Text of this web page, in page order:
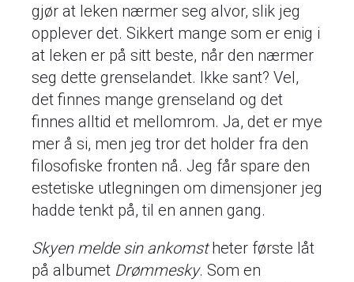
gjør at leken nærmer seg alvor, slik jeg
opplever det. Sikkert mange som er enig i
at leken er på sitt beste, når den nærmer
seg dette grenselandet. Ikke sant? Vel,
det finnes mange grenseland og det
finnes alltid et mellomrom. Ja, det er mye
mer å si, men jeg tror det holder fra den
filosofiske fronten nå. Jeg får spare den
estetiske utlegningen om dimensjoner jeg
hadde tenkt på, til en annen gang.
Skyen melde sin ankomstheter første låt
på albumet Drømmesky. Som en